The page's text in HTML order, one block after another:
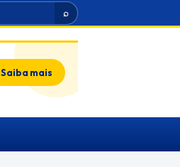
⌕
Saiba mais